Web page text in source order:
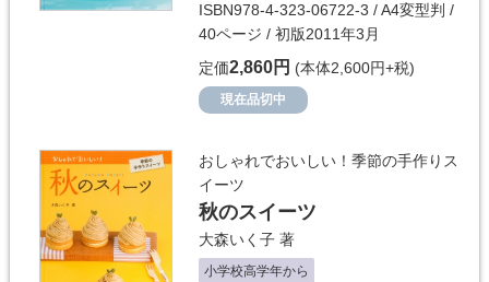
ISBN978-4-323-06722-3 / A4変型判 /
40ページ / 初版2011年3月
定価2,860円 (本体2,600円+税)
現在品切中
おしゃれでおいしい！季節の手作りス
イーツ
秋のスイーツ
大森いく子 著
小学校高学年から